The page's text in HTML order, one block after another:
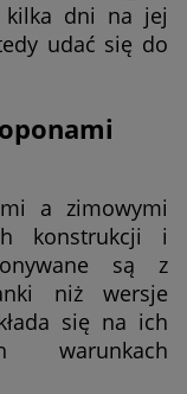
kilka dni na jej
udać się do
a zimowymi
konstrukcji i
są z
niż wersje
się na ich
warunkach